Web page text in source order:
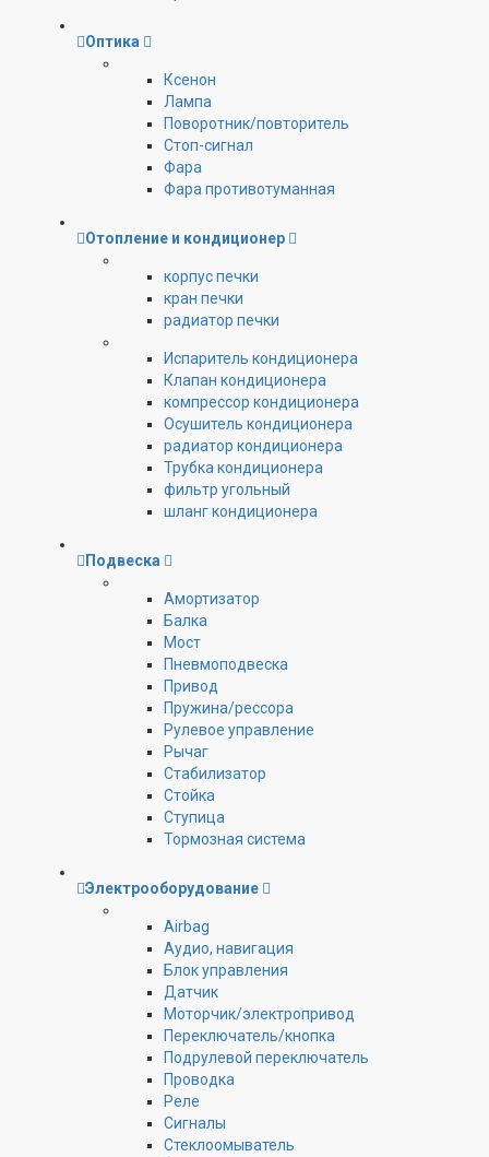
Оптика
Ксенон
Лампа
Поворотник/повторитель
Стоп-сигнал
Фара
Фара противотуманная
Отопление и кондиционер
корпус печки
кран печки
радиатор печки
Испаритель кондиционера
Клапан кондиционера
компрессор кондиционера
Осушитель кондиционера
радиатор кондиционера
Трубка кондиционера
фильтр угольный
шланг кондиционера
Подвеска
Амортизатор
Балка
Мост
Пневмоподвеска
Привод
Пружина/рессора
Рулевое управление
Рычаг
Стабилизатор
Стойка
Ступица
Тормозная система
Электрооборудование
Airbag
Аудио, навигация
Блок управления
Датчик
Моторчик/электропривод
Переключатель/кнопка
Подрулевой переключатель
Проводка
Реле
Сигналы
Стеклоомыватель